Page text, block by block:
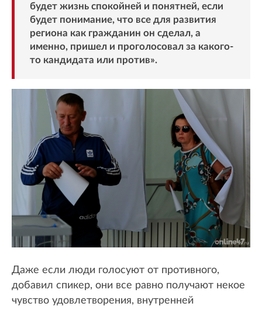
будет жизнь спокойней и понятней, если
будет понимание, что все для развития
региона как гражданин он сделал, а
именно, пришел и проголосовал за какого-
то кандидата или против».
Даже если люди голосуют от противного,
добавил спикер, они все равно получают некое
чувство удовлетворения, внутренней